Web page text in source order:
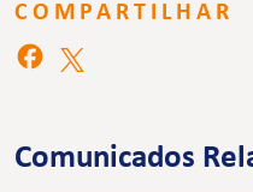
COMPARTILHAR
Comunicados